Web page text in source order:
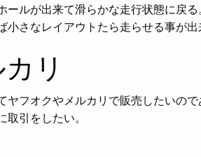
ールが出来て滑らかな走行状態に戻
さなレイアウトたら走らせる事が出
リ
フオクやメルカリで販売したいの
引をしたい。